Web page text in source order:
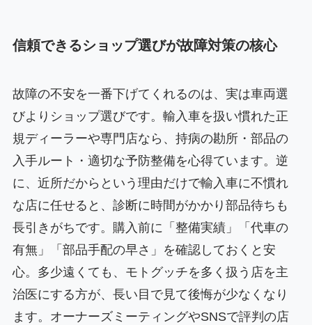
信頼できるショップ選びが故障対策の核心
故障の不安を一番下げてくれるのは、実は車両選
びよりショップ選びです。輸入車を扱い慣れた正
規ディーラーや専門店なら、持病の勘所・部品の
入手ルート・適切な予防整備を心得ています。逆
に、近所だからという理由だけで輸入車に不慣れ
な店に任せると、診断に時間がかかり部品待ちも
長引きがちです。購入前に「整備実績」「代車の
有無」「部品手配の早さ」を確認しておくと安
心。多少遠くても、モトグッチを多く扱う店を主
治医にする方が、長い目で見て後悔が少なくなり
ます。オーナーズミーティングやSNSで評判の店